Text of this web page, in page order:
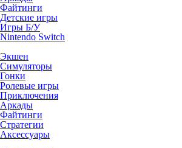
Файтинги
Детские игры
Игры Б/У
Nintendo Switch
Экшен
Симуляторы
Гонки
Ролевые игры
Приключения
Аркады
Файтинги
Стратегии
Аксессуары